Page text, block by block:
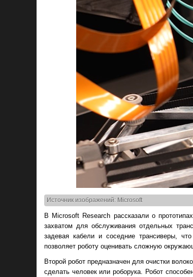
Источник изображений: Microsoft
В Microsoft Research рассказали о
захватом для обслуживания отдельных
задевая кабели и соседние трансиверы,
позволяет роботу оценивать сложную
Второй робот предназначен для очистки
сделать человек или роборука. Робот